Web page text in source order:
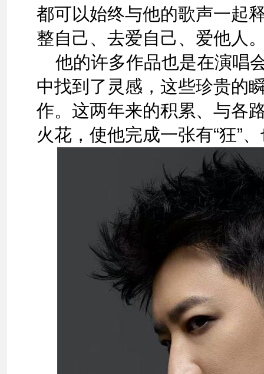
都可以始终与他的歌声一起
整自己、去爱自己、爱他人
他的许多作品也是在演唱
中找到了灵感，这些珍贵的
作。这两年来的积累、与各
火花，使他完成一张有“狂”